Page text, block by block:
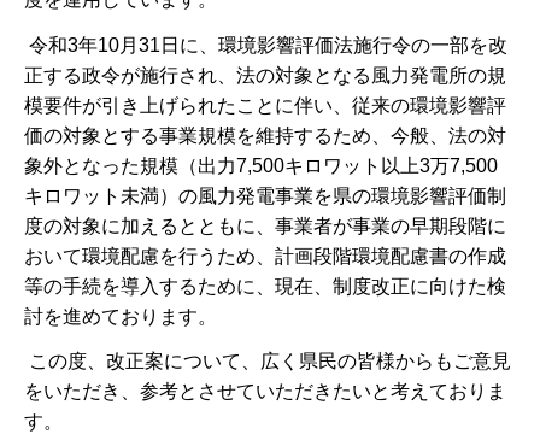
令和3年10月31日に、環境影響評価法施行令の一部を改
正する政令が施行され、法の対象となる風力発電所の規
模要件が引き上げられたことに伴い、従来の環境影響評
価の対象とする事業規模を維持するため、今般、法の対
象外となった規模（出力7,500キロワット以上3万7,500
キロワット未満）の風力発電事業を県の環境影響評価制
度の対象に加えるとともに、事業者が事業の早期段階に
おいて環境配慮を行うため、計画段階環境配慮書の作成
等の手続を導入するために、現在、制度改正に向けた検
討を進めております。
この度、改正案について、広く県民の皆様からもご意見
をいただき、参考とさせていただきたいと考えておりま
す。